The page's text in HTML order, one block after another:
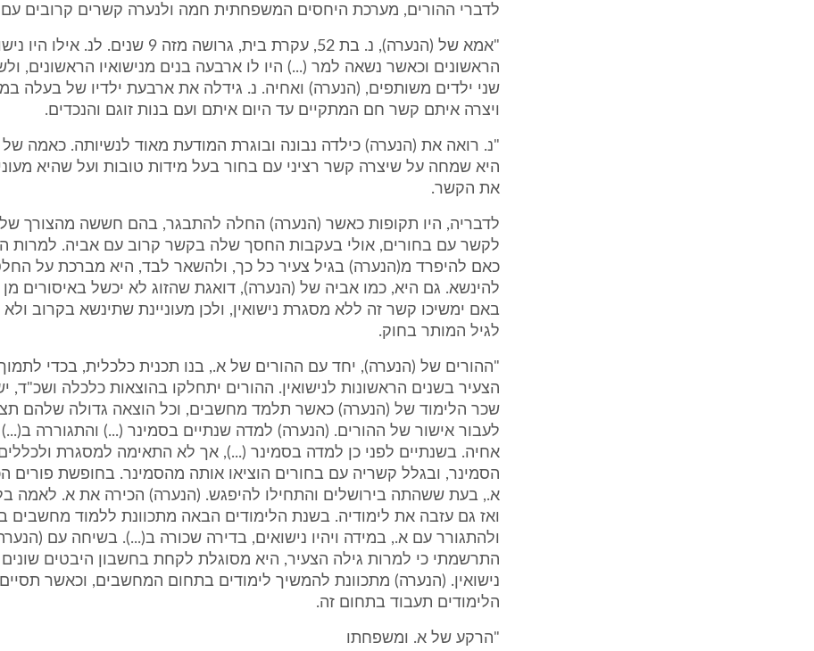
לדברי ההורים, מערכת היחסים המשפחתית חמה ולנערה קשרים קרובים
"אמא של (הנערה), נ. בת 52, עקרת בית, גרושה מזה 9 שנים. לנ. אילו
הראשונים וכאשר נשאה למר (...) היו לו ארבעה בנים מנישואיו הראשונים,
שני ילדים משותפים, (הנערה) ואחיה. נ. גידלה את ארבעת ילדיו של בעלה
ויצרה איתם קשר חם המתקיים עד היום איתם ועם בנות זוגם והנכדים.
"נ. רואה את (הנערה) כילדה נבונה ובוגרת המודעת מאוד לנשיותה. כאמה
היא שמחה על שיצרה קשר רציני עם בחור בעל מידות טובות ועל שהיא
את הקשר.
לדבריה, היו תקופות כאשר (הנערה) החלה להתבגר, בהם חששה מהצורך
לקשר עם בחורים, אולי בעקבות החסך שלה בקשר קרוב עם אביה. למרות
כאם להיפרד מ(הנערה) בגיל צעיר כל כך, ולהשאר לבד, היא מברכת על
להינשא. גם היא, כמו אביה של (הנערה), דואגת שהזוג לא יכשל באיסורים
באם ימשיכו קשר זה ללא מסגרת נישואין, ולכן מעוניינת שתינשא בקרוב ולא
לגיל המותר בחוק.
"ההורים של (הנערה), יחד עם ההורים של א., בנו תכנית כלכלית, בכדי לתמוך
הצעיר בשנים הראשונות לנישואין. ההורים יתחלקו בהוצאות כלכלה ושכ"ד,
שכר הלימוד של (הנערה) כאשר תלמד מחשבים, וכל הוצאה גדולה שלהם
לעבור אישור של ההורים. (הנערה) למדה שנתיים בסמינר (...) והתגוררה
אחיה. בשנתיים לפני כן למדה בסמינר (...), אך לא התאימה למסגרת
הסמינר, ובגלל קשריה עם בחורים הוציאו אותה מהסמינר. בחופשת פורים
א., בעת ששהתה בירושלים והתחילו להיפגש. (הנערה) הכירה את א. לאמה
ואז גם עזבה את לימודיה. בשנת הלימודים הבאה מתכוונת ללמוד מחשבים
ולהתגורר עם א., במידה ויהיו נישואים, בדירה שכורה ב(...). בשיחה עם
התרשמתי כי למרות גילה הצעיר, היא מסוגלת לקחת בחשבון היבטים שונים
נישואין. (הנערה) מתכוונת להמשיך לימודים בתחום המחשבים, וכאשר
הלימודים תעבוד בתחום זה.
"הרקע של א. ומשפחתו